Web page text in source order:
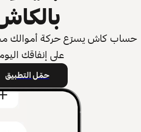
حساب كاش يسرّع حركة أموالك
على إنفاقك
حمّل التطبيق